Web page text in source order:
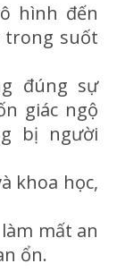
hình đến
trong suốt
đúng sự
giác ngộ
bị người
khoa học,
mất an
ổn.